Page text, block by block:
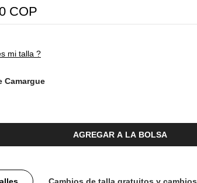
COP
mi talla ?
Camargue
AGREGAR A LA BOLSA